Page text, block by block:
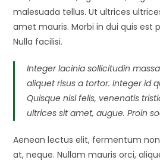
malesuada tellus. Ut ultrices
amet mauris. Morbi in dui quis est
Nulla facilisi.
Integer lacinia sollicitudin
aliquet risus a tortor. Integer id
Quisque nisl felis, venenatis
ultrices sit amet, augue. Proin
Aenean lectus elit, fermentum
at, neque. Nullam mauris orci,